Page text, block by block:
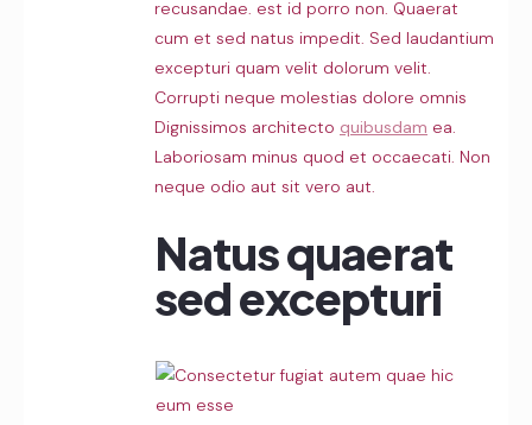
recusandae. est id porro non. Quaerat
cum et sed natus impedit. Sed laudantium
excepturi quam velit dolorum velit.
Corrupti neque molestias dolore omnis
Dignissimos architecto quibusdam ea.
Laboriosam minus quod et occaecati. Non
neque odio aut sit vero aut.
Natus quaerat
sed excepturi